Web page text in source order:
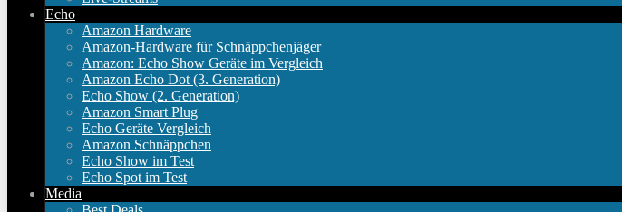
Echo
Amazon Hardware
Amazon-Hardware für Schnäppchenjäger
Amazon: Echo Show Geräte im Vergleich
Amazon Echo Dot (3. Generation)
Echo Show (2. Generation)
Amazon Smart Plug
Echo Geräte Vergleich
Amazon Schnäppchen
Echo Show im Test
Echo Spot im Test
Media